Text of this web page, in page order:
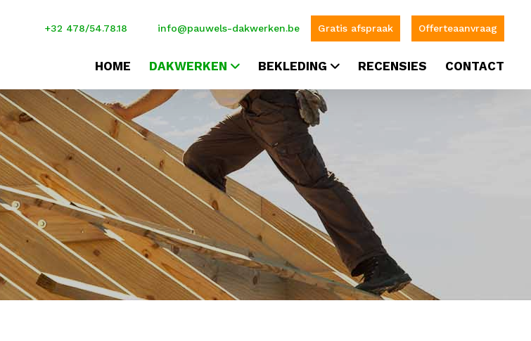
+32 478/54.78.18 info@pauwels-dakwerken.be Gratis afspraak Offerteaanvraag
HOME DAKWERKEN BEKLEDING RECENSIES CONTACT